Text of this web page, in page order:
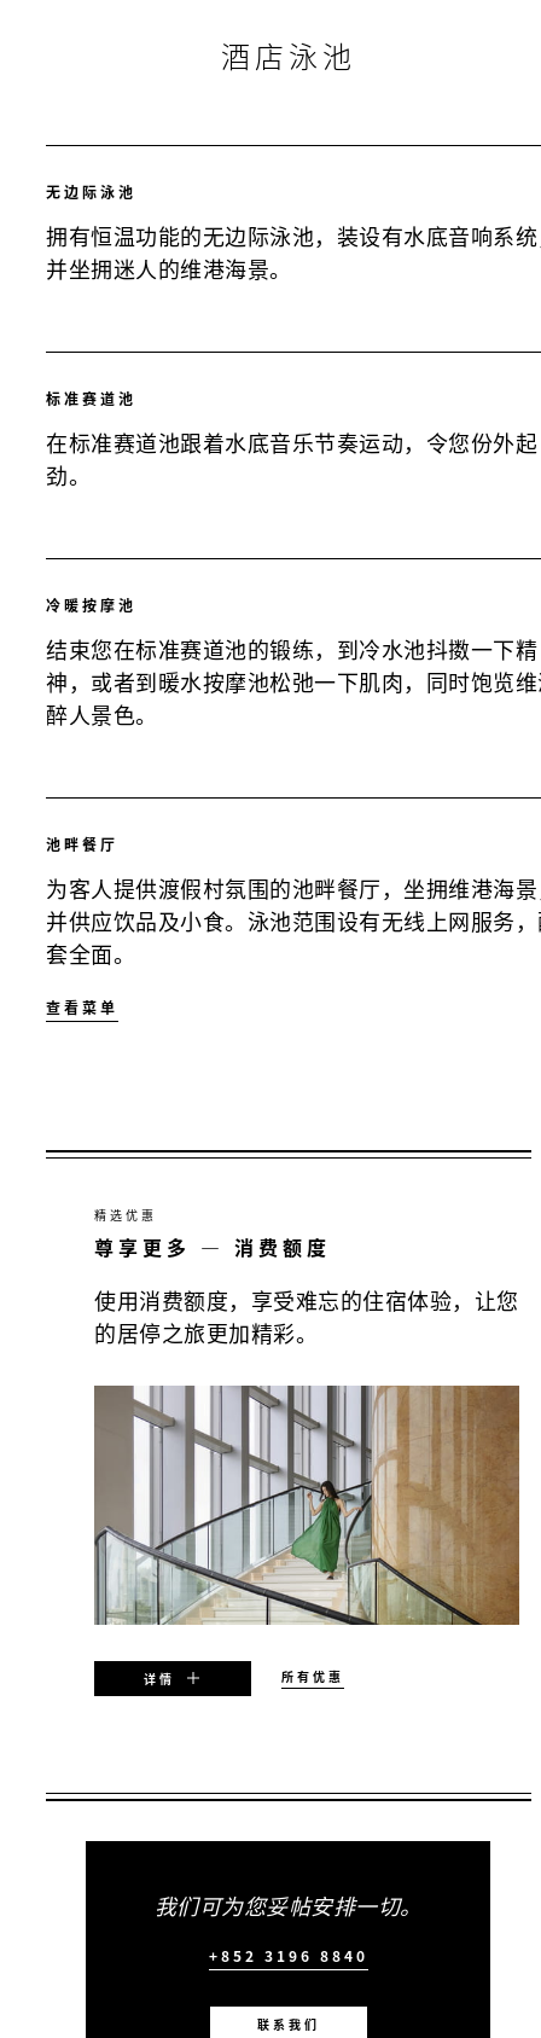
酒店泳池
无边际泳池
拥有恒温功能的无边际泳池，装设有水底音响系
并坐拥迷人的维港海景。
标准赛道池
在标准赛道池跟着水底音乐节奏运动，令您份外起
劲。
冷暖按摩池
结束您在标准赛道池的锻练，到冷水池抖擞一下精
神，或者到暖水按摩池松弛一下肌肉，同时饱览
醉人景色。
池畔餐厅
为客人提供渡假村氛围的池畔餐厅，坐拥维港海
并供应饮品及小食。泳池范围设有无线上网服务
套全面。
查看菜单
精选优惠
尊享更多 — 消费额度
使用消费额度，享受难忘的住宿体验，让您
的居停之旅更加精彩。
详情 所有优惠
适用期限
有限制使用日期及其他限制条件。
我们可为您妥帖安排一切。
+852 3196 8840
联系我们